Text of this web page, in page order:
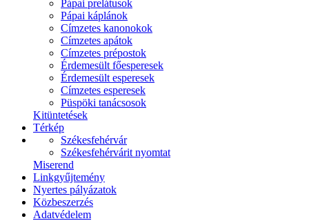
Pápai prelátusok
Pápai káplánok
Címzetes kanonokok
Címzetes apátok
Címzetes prépostok
Érdemesült főesperesek
Érdemesült esperesek
Címzetes esperesek
Püspöki tanácsosok
Kitüntetések
Térkép
Székesfehérvár
Székesfehérvárit nyomtat
Miserend
Linkgyűjtemény
Nyertes pályázatok
Közbeszerzés
Adatvédelem